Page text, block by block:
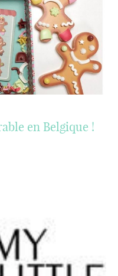
en Belgique !